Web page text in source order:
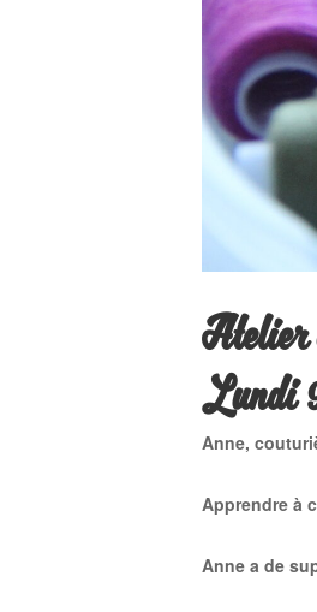
Atelier
Lundi
Anne,
Apprendre à
Anne a de